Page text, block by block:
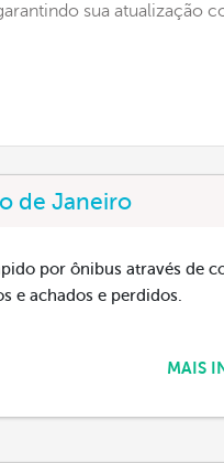
sua atualização
de Janeiro
por ônibus através de
e achados e perdidos.
MAIS